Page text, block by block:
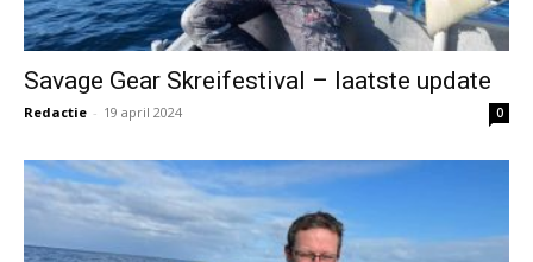
Savage Gear Skreifestival – laatste update
Redactie - 19 april 2024 0